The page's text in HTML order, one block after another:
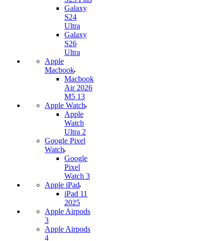
Galaxy
S24
Ultra
Galaxy
S26
Ultra
Apple
Macbook
Macbook
Air 2026
M5 13
Apple Watch
Apple
Watch
Ultra 2
Google Pixel
Watch
Google
Pixel
Watch 3
Apple iPad
iPad 11
2025
Apple Airpods
3
Apple Airpods
4